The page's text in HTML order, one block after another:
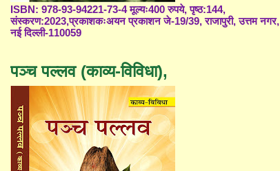
ISBN: 978-93-94221-73-4 मूल्यः400 रुपये, पृष्ठ:144,
संस्करण:2023,प्रकाशकःअयन प्रकाशन जे-19/39, राजापुरी, उत्तम नगर,
नई दिल्ली-110059
पञ्च पल्लव (काव्य-विविधा),